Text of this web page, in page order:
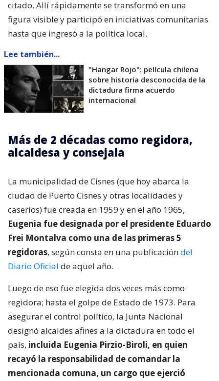
citado. Allí rápidamente se transformó en una
figura visible y participó en iniciativas comunitarias
hasta que ingresó a la política local.
Lee también...
"Hangar Rojo": película chilena
sobre historia desconocida de la
dictadura firma acuerdo
internacional
Más de 2 décadas como regidora,
alcaldesa y consejala
La municipalidad de Cisnes (que hoy abarca la
ciudad de Puerto Cisnes y otras localidades y
caseríos) fue creada en 1959 y en el año 1965,
Eugenia fue designada por el presidente Eduardo
Frei Montalva como una de las primeras 5
regidoras, según consta en una publicacióndel
Diario Oficial de aquel año.
Luego de eso fue elegida dos veces más como
regidora; hasta el golpe de Estado de 1973. Para
asegurar el control político, la Junta Nacional
designó alcaldes afines a la dictadura en todo el
país, incluida Eugenia Pirzio-Biroli, en quien
recayó la responsabilidad de comandar la
mencionada comuna, un cargo que ejerció